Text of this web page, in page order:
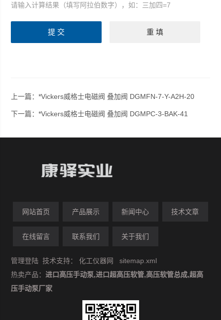
请输入计算结果（填写阿拉伯数字），如：三加四=7
上一篇：*Vickers威格士电磁阀 叠加阀 DGMFN-7-Y-A2H-20
下一篇：*Vickers威格士电磁阀 叠加阀 DGMPC-3-BAK-41
网站首页 产品展示 新闻中心 技术文章
在线留言 联系我们 关于我们
管理登陆 技术支持：化工仪器网
sitemap.xml
热卖产品：进口高压手动泵,进口超高压软管,高压软管总成,超高
压手动泵厂家